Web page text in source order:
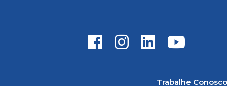
Trabalhe Conosco